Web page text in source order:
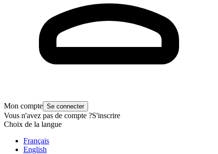
Mon compte Se connecter
Vous n'avez pas de compte ?S'inscrire
Choix de la langue
Français
English